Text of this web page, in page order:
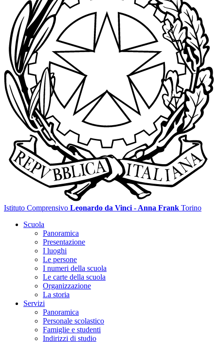
Istituto Comprensivo Leonardo da Vinci - Anna Frank Torino
Scuola
Panoramica
Presentazione
I luoghi
Le persone
I numeri della scuola
Le carte della scuola
Organizzazione
La storia
Servizi
Panoramica
Personale scolastico
Famiglie e studenti
Indirizzi di studio